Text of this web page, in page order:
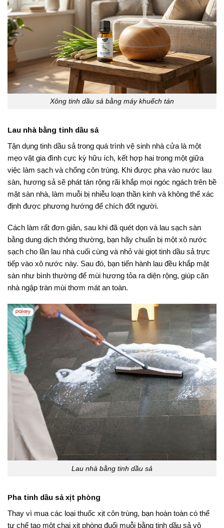
Xông tinh dầu sả bằng máy khuếch tán
Lau nhà bằng tinh dầu sả
Tận dụng tinh dầu sả trong quá trình vệ sinh nhà cửa là một
mẹo vặt gia đình cực kỳ hữu ích, kết hợp hai trong một giữa
việc làm sạch và chống côn trùng. Khi được pha vào nước lau
sàn, hương sả sẽ phát tán rộng rãi khắp mọi ngóc ngách trên bề
mặt sàn nhà, làm muỗi bị nhiễu loạn thần kinh và không thể xác
định được phương hướng để chích đốt người.
Cách làm rất đơn giản, sau khi đã quét dọn và lau sạch sàn
bằng dung dịch thông thường, bạn hãy chuẩn bị một xô nước
sạch cho lần lau nhà cuối cùng và nhỏ vài giọt tinh dầu sả trực
tiếp vào xô nước này. Sau đó, bạn tiến hành lau đều khắp mặt
sàn như bình thường để mùi hương tỏa ra diện rộng, giúp căn
nhà ngập tràn mùi thơm mát an toàn.
Lau nhà bằng tinh dầu sả
Pha tinh dầu sả xịt phòng
Thay vì mua các loại thuốc xịt côn trùng, bạn hoàn toàn có thể
tự chế tạo một chai xịt phòng đuổi muỗi bằng tinh dầu sả vô